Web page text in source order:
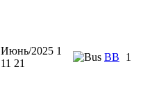
Июнь/2025 1
11 21
ВВ 1